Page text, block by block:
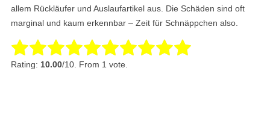
allem Rückläufer und Auslaufartikel aus. Die Schäden sind oft
marginal und kaum erkennbar – Zeit für Schnäppchen also.
Rate this item:
Submit Rating
Rating: 10.00/10. From 1 vote.